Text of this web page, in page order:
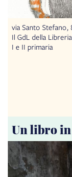
via Santo Stefano,
Il GdL della
I e II primaria
Un libro